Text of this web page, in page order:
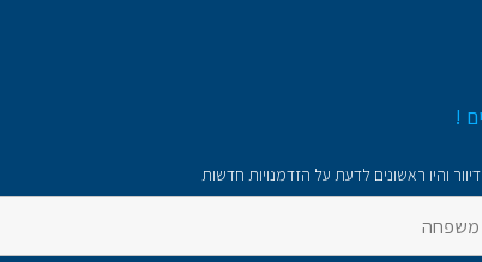
!
והיו ראשונים לדעת על הזדמנויות חדשות